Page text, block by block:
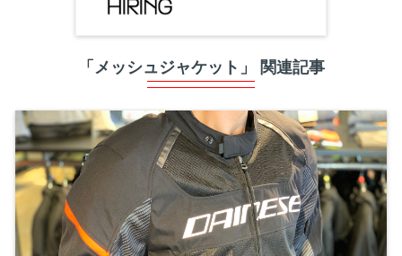
「メッシュジャケット」 関連記事